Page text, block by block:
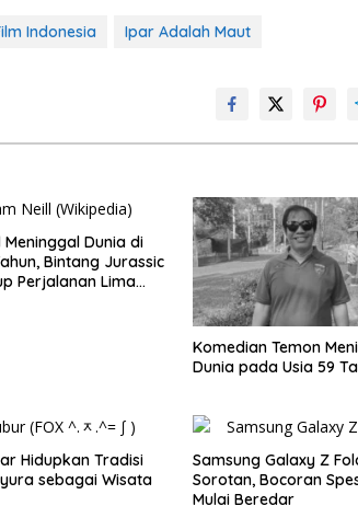
Indonesia Ipar Adalah Maut
Meninggal Dunia di
Bintang Jurassic
Perjalanan Lima
Komedian Temon
Dunia pada Usia 59
Hidupkan Tradisi
sebagai Wisata
Samsung Galaxy Z
Sorotan, Bocoran
Mulai Beredar